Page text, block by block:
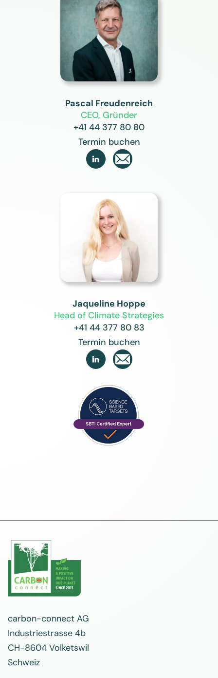
Pascal Freudenreich
CEO, Gründer
+41 44 377 80 80
Termin buchen

Jaqueline Hoppe
Head of Climate Strategies
+41 44 377 80 83
Termin buchen

carbon-connect AG
Industriestrasse 4b
CH-8604 Volketswil
Schweiz